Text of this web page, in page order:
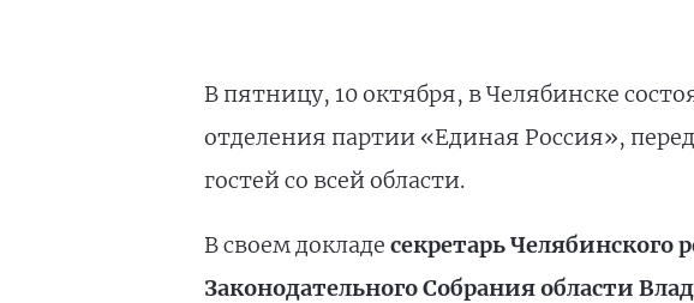
В пятницу, 10 октября, в Челябинске
отделения партии «Единая Россия»,
гостей со всей области.
В своем докладе секретарь Челябинского
Законодательного Собрания области